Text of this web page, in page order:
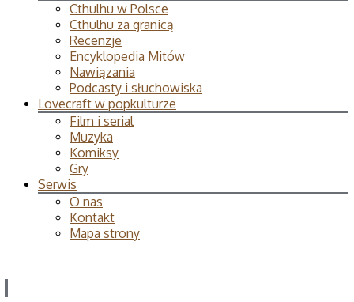
Cthulhu w Polsce
Cthulhu za granicą
Recenzje
Encyklopedia Mitów
Nawiązania
Podcasty i słuchowiska
Lovecraft w popkulturze
Film i serial
Muzyka
Komiksy
Gry
Serwis
O nas
Kontakt
Mapa strony